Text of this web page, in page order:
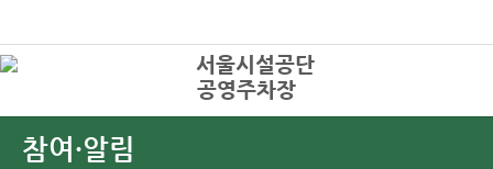
공영주차장
참여·알림